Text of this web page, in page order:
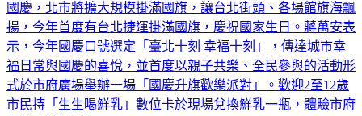
國慶，北市將擴大規模掛滿國旗，讓台北街頭、各場館旗海飄
揚，今年首度有台北捷運掛滿國旗，慶祝國家生日。蔣萬安表
示，今年國慶口號選定「臺北十刻 幸福十刻」，傳達城市幸
福日常與國慶的喜悅，並首度以親子共樂、全民參與的活動形
式於市府廣場舉辦一場「國慶升旗歡樂派對」。歡迎2至12歲
市民持「生生喝鮮乳」數位卡於現場兌換鮮乳一瓶，體驗市府